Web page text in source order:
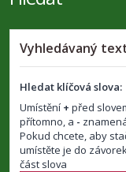
Vyhledávaný
Hledat klíčová slova:
Umístění + před
přítomno, a -
Pokud chcete, aby
umístěte je do
část slova